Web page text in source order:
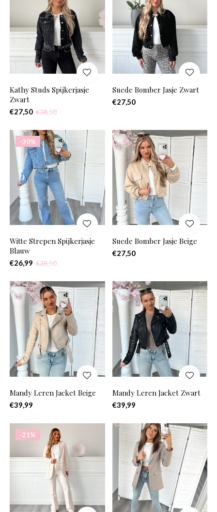
Kathy Studs Spijkerjasje
Zwart
€27,50 €38,50
Suede Bomber Jasje Zwart
€27,50
-30%
Witte Strepen Spijkerjasje
Blauw
€26,99 €38,50
Suede Bomber Jasje Beige
€27,50
Mandy Leren Jacket Beige
€39,99
Mandy Leren Jacket Zwart
€39,99
-21%